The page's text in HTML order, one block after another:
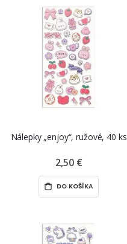
Nálepky „enjoy“, ružové, 40 ks
2,50 €
DO KOŠÍKA